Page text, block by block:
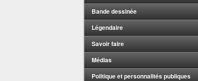
Bande dessinée
Légendaire
Savoir faire
Médias
Politique et personnalités publiques